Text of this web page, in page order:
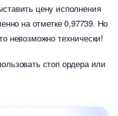
цену исполнения
на отметке 0,97739. Но
невозможно технически!
стоп ордера или